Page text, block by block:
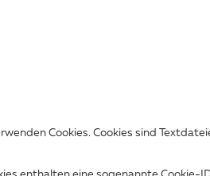
Cookies. Cookies sind
enthalten eine sogenannte Cookie-